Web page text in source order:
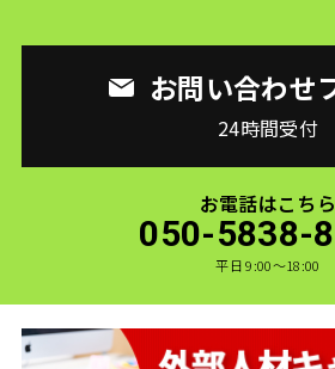
お問い合わせ
24時間受付
お電話はこちら
050-5838-
平日 9:00〜18:00